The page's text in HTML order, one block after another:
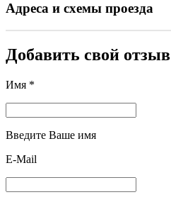
Адреса и схемы проезда
Добавить свой отзыв
Имя *
Введите Ваше имя
E-Mail